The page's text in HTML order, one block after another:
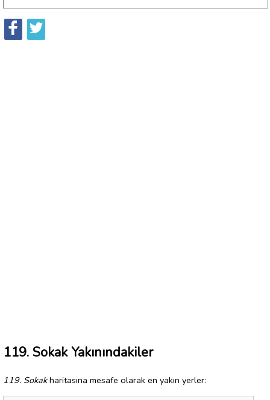
119. Sokak Yakınındakiler
119. Sokakharitasına mesafe olarak en yakın yerler: